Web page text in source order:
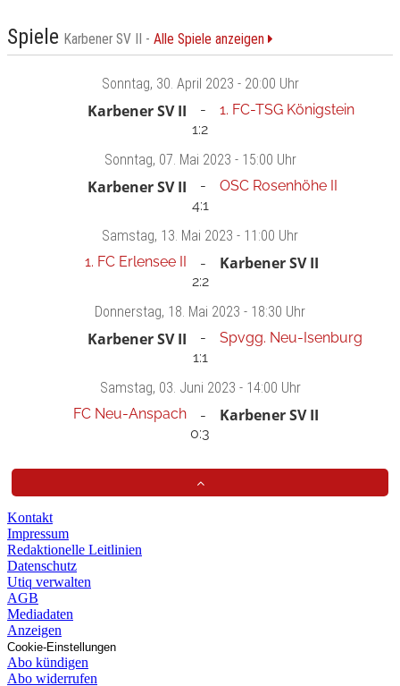
Spiele Karbener SV II - Alle Spiele anzeigen
Sonntag, 30. April 2023 - 20:00 Uhr
Karbener SV II
1. FC-TSG Königstein
1:2
Sonntag, 07. Mai 2023 - 15:00 Uhr
Karbener SV II
OSC Rosenhöhe II
4:1
Samstag, 13. Mai 2023 - 11:00 Uhr
1. FC Erlensee II
Karbener SV II
2:2
Donnerstag, 18. Mai 2023 - 18:30 Uhr
Karbener SV II
Spvgg. Neu-Isenburg
1:1
Samstag, 03. Juni 2023 - 14:00 Uhr
FC Neu-Anspach
Karbener SV II
0:3
Kontakt
Impressum
Redaktionelle Leitlinien
Datenschutz
Utiq verwalten
AGB
Mediadaten
Anzeigen
Cookie-Einstellungen
Abo kündigen
Abo widerrufen